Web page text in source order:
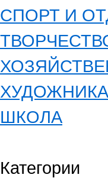
СПОРТ И
ШКОЛА
Категории